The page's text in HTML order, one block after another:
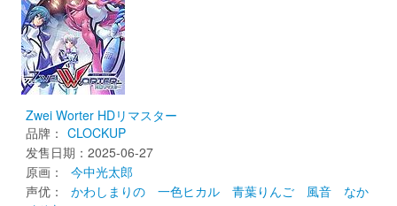
Zwei Worter HDリマスター
品牌： CLOCKUP
发售日期：2025-06-27
原画：
今中光太郎
声优：
かわしまりの 一色ヒカル 青葉りんご 風音
なか